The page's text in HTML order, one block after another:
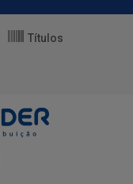
Títulos